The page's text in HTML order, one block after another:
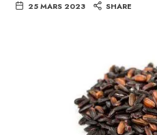
25 MARS 2023 SHARE